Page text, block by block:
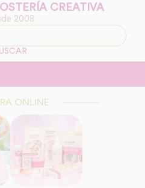
CREATIVA
2008
ONLINE